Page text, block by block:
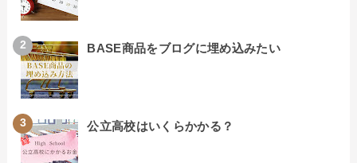
BASE商品をブログに埋め込みたい
公立高校はいくらかかる？